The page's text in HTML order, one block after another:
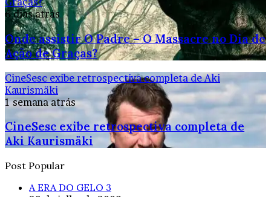
6 dias atrás
Onde assistir O Padre – O Massacre no Dia de
Ação de Graças?
CineSesc exibe retrospectiva completa de Aki
Kaurismäki
1 semana atrás
CineSesc exibe retrospectiva completa de
Aki Kaurismäki
Post Popular
A ERA DO GELO 3